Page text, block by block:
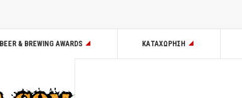
BEER & BREWING AWARDS ΚΑΤΑΧΩΡΗΣΗ